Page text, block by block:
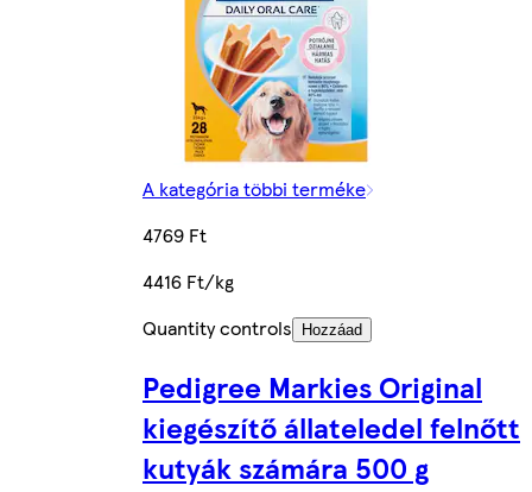
A kategória többi terméke
4769 Ft
4416 Ft/kg
Quantity controls
Hozzáad
Pedigree Markies Original
kiegészítő állateledel felnőtt
kutyák számára 500 g